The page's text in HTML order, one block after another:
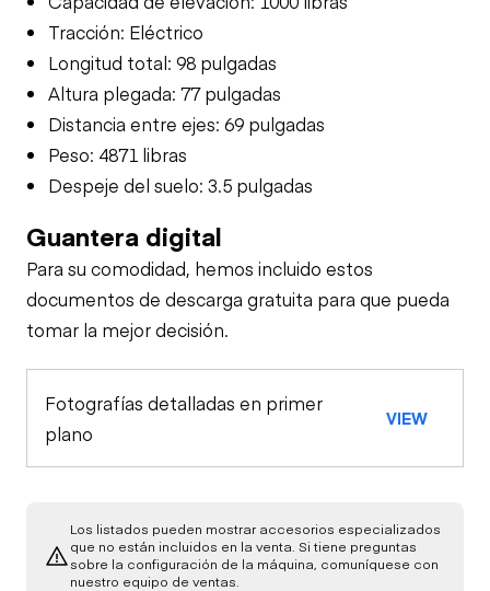
Tracción: Eléctrico
Longitud total: 98 pulgadas
Altura plegada: 77 pulgadas
Distancia entre ejes: 69 pulgadas
Peso: 4871 libras
Despeje del suelo: 3.5 pulgadas
Guantera digital
Para su comodidad, hemos incluido estos
documentos de descarga gratuita para que pueda
tomar la mejor decisión.
Fotografías detalladas en primer
plano
VIEW
Los listados pueden mostrar accesorios especializados
que no están incluidos en la venta. Si tiene preguntas
sobre la configuración de la máquina, comuníquese con
nuestro equipo de ventas.